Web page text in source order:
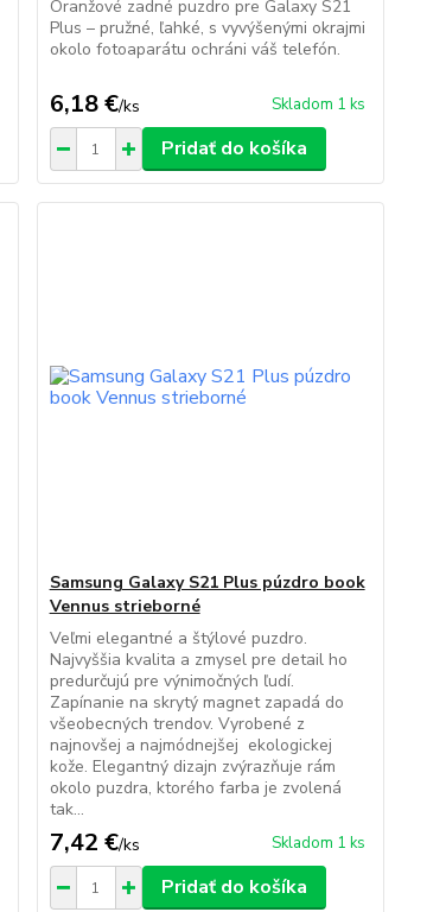
Oranžové zadné puzdro pre Galaxy S21
Plus – pružné, ľahké, s vyvýšenými okrajmi
okolo fotoaparátu ochráni váš telefón.
6,18 €/ks Skladom 1 ks
Pridať do košíka
Samsung Galaxy S21 Plus púzdro book
Vennus strieborné
Veľmi elegantné a štýlové puzdro.
Najvyššia kvalita a zmysel pre detail ho
predurčujú pre výnimočných ľudí.
Zapínanie na skrytý magnet zapadá do
všeobecných trendov. Vyrobené z
najnovšej a najmódnejšej ekologickej
kože. Elegantný dizajn zvýrazňuje rám
okolo puzdra, ktorého farba je zvolená
tak...
7,42 €/ks Skladom 1 ks
Pridať do košíka